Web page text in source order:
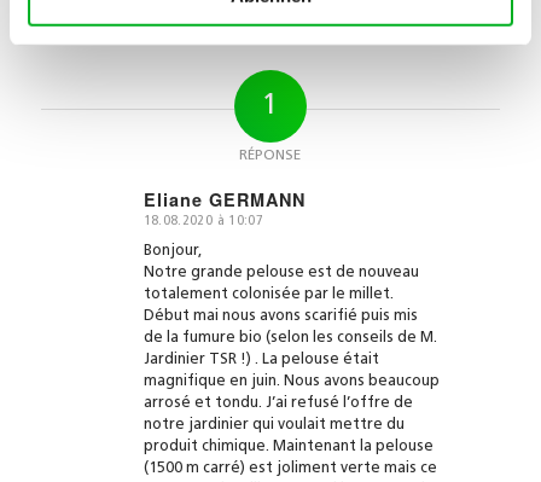
1
RÉPONSE
Eliane GERMANN
dit
18.08.2020 à 10:07
Bonjour,
Notre grande pelouse est de nouveau
totalement colonisée par le millet.
Début mai nous avons scarifié puis mis
de la fumure bio (selon les conseils de M.
Jardinier TSR !) . La pelouse était
magnifique en juin. Nous avons beaucoup
arrosé et tondu. J’ai refusé l’offre de
notre jardinier qui voulait mettre du
produit chimique. Maintenant la pelouse
(1500 m carré) est joliment verte mais ce